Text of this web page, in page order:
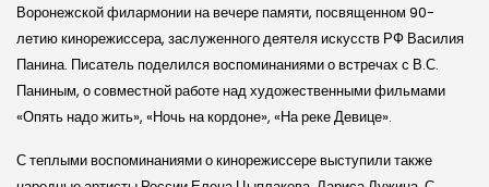
Воронежской филармонии на вечере памяти, посвященном 90-
летию кинорежиссера, заслуженного деятеля искусств РФ Василия
Панина. Писатель поделился воспоминаниями о встречах с В.С.
Паниным, о совместной работе над художественными фильмами
«Опять надо жить», «Ночь на кордоне», «На реке Девице».
С теплыми воспоминаниями о кинорежиссере выступили также